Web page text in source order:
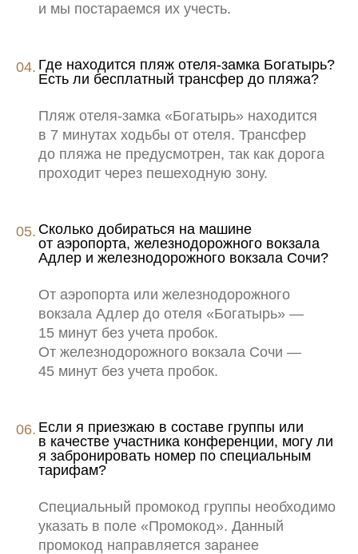
resagent@sochi-park.ru
05:09 + 24
и мы постараемся их учесть.
Где находится пляж отеля-замка Богатырь?
Есть ли бесплатный трансфер до пляжа?
Пляж отеля-замка «Богатырь» находится
в 7 минутах ходьбы от отеля. Трансфер
до пляжа не предусмотрен, так как дорога
проходит через пешеходную зону.
Сколько добираться на машине
от аэропорта, железнодорожного вокзала
Адлер и железнодорожного вокзала Сочи?
От аэропорта или железнодорожного
вокзала Адлер до отеля «Богатырь» —
15 минут без учета пробок.
От железнодорожного вокзала Сочи —
45 минут без учета пробок.
Если я приезжаю в составе группы или
в качестве участника конференции, могу ли
я забронировать номер по специальным
тарифам?
Специальный промокод группы необходимо
указать в поле «Промокод». Данный
промокод направляется заранее